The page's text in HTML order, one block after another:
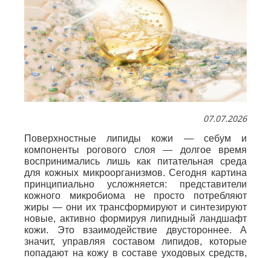
07.07.2026
Поверхностные липиды кожи — себум и
компоненты рогового слоя — долгое время
воспринимались лишь как питательная среда
для кожных микроорганизмов. Сегодня картина
принципиально усложняется: представители
кожного микробиома не просто потребляют
жиры — они их трансформируют и синтезируют
новые, активно формируя липидный ландшафт
кожи. Это взаимодействие двустороннее. А
значит, управляя составом липидов, которые
попадают на кожу в составе уходовых средств,